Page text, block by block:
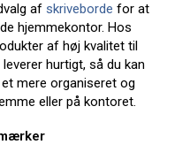
af skriveborde for at
hjemmekontor. Hos
af høj kvalitet til
hurtigt, så du kan
mere organiseret og
eller på kontoret.